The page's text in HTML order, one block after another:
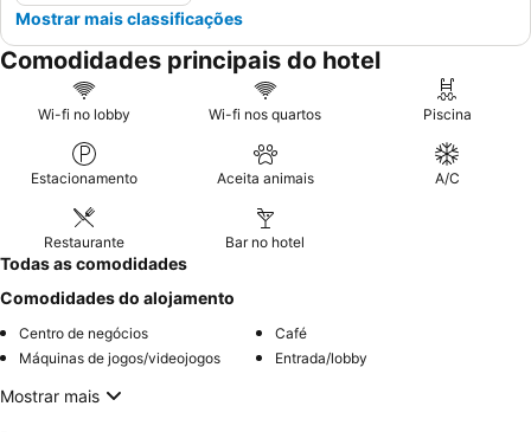
Mostrar mais classificações
Comodidades principais do hotel
Wi-fi no lobby Wi-fi nos quartos Piscina
Estacionamento Aceita animais A/C
Restaurante Bar no hotel
Todas as comodidades
Comodidades do alojamento
Centro de negócios
Café
Máquinas de jogos/videojogos
Entrada/lobby
Mostrar mais